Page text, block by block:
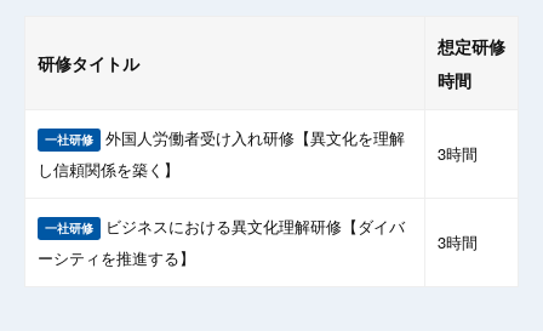
研修タイトル
想定研修
時間
一社研修 外国人労働者受け入れ研修【異文化を理解
し信頼関係を築く】
3時間
一社研修 ビジネスにおける異文化理解研修【ダイバ
ーシティを推進する】
3時間